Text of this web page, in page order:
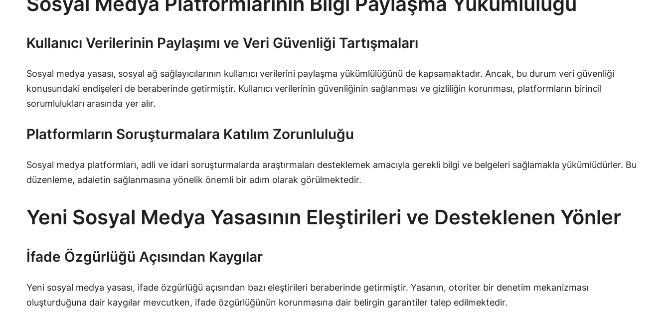
Kullanıcı Verilerinin Paylaşımı ve Veri Güvenliği Tartışmaları
Sosyal medya yasası, sosyal ağ sağlayıcılarının kullanıcı verilerini paylaşma yükümlülüğünü de kapsamaktadır. Ancak, bu durum veri güvenliği
konusundaki endişeleri de beraberinde getirmiştir. Kullanıcı verilerinin güvenliğinin sağlanması ve gizliliğin korunması, platformların birincil
sorumlulukları arasında yer alır.
Platformların Soruşturmalara Katılım Zorunluluğu
Sosyal medya platformları, adli ve idari soruşturmalarda araştırmaları desteklemek amacıyla gerekli bilgi ve belgeleri sağlamakla yükümlüdürler. Bu
düzenleme, adaletin sağlanmasına yönelik önemli bir adım olarak görülmektedir.
Yeni Sosyal Medya Yasasının Eleştirileri ve Desteklenen Yönler
İfade Özgürlüğü Açısından Kaygılar
Yeni sosyal medya yasası, ifade özgürlüğü açısından bazı eleştirileri beraberinde getirmiştir. Yasanın, otoriter bir denetim mekanizması
oluşturduğuna dair kaygılar mevcutken, ifade özgürlüğünün korunmasına dair belirgin garantiler talep edilmektedir.